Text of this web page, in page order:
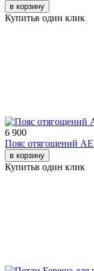
в корзину
Купитьв один клик
6 900
Пояс отягощений
в корзину
Купитьв один клик